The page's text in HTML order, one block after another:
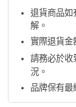
退貨商品如
解。
實際退貨金
請務必於收
況。
品牌保有最